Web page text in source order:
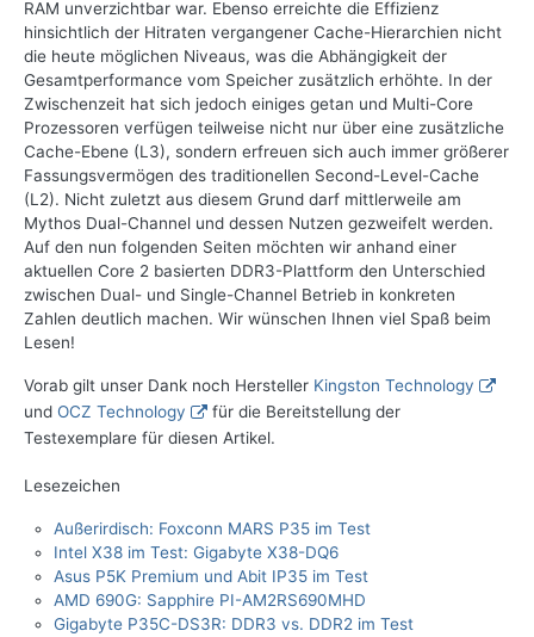
RAM unverzichtbar war. Ebenso erreichte die Effizienz
hinsichtlich der Hitraten vergangener Cache-Hierarchien nicht
die heute möglichen Niveaus, was die Abhängigkeit der
Gesamtperformance vom Speicher zusätzlich erhöhte. In der
Zwischenzeit hat sich jedoch einiges getan und Multi-Core
Prozessoren verfügen teilweise nicht nur über eine zusätzliche
Cache-Ebene (L3), sondern erfreuen sich auch immer größerer
Fassungsvermögen des traditionellen Second-Level-Cache
(L2). Nicht zuletzt aus diesem Grund darf mittlerweile am
Mythos Dual-Channel und dessen Nutzen gezweifelt werden.
Auf den nun folgenden Seiten möchten wir anhand einer
aktuellen Core 2 basierten DDR3-Plattform den Unterschied
zwischen Dual- und Single-Channel Betrieb in konkreten
Zahlen deutlich machen. Wir wünschen Ihnen viel Spaß beim
Lesen!
Vorab gilt unser Dank noch Hersteller Kingston Technology
und OCZ Technology
für die Bereitstellung der
Testexemplare für diesen Artikel.
Lesezeichen
Außerirdisch: Foxconn MARS P35 im Test
Intel X38 im Test: Gigabyte X38-DQ6
Asus P5K Premium und Abit IP35 im Test
AMD 690G: Sapphire PI-AM2RS690MHD
Gigabyte P35C-DS3R: DDR3 vs. DDR2 im Test